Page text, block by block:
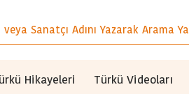
Hikayeleri Türkü Videoları